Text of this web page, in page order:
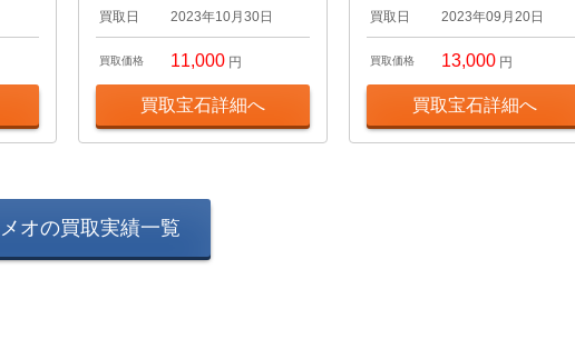
買取日 2023年10月30日
買取価格 11,000 円
買取宝石詳細へ
買取日 2023年09月20日
買取価格 13,000 円
買取宝石詳細へ
オの買取実績一覧